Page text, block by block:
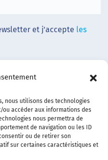
nous utilisons des technologies
accéder aux informations des
nous permettra de
de navigation ou les ID
ou de retirer son
sur certaines caractéristiques et
et j'accepte les